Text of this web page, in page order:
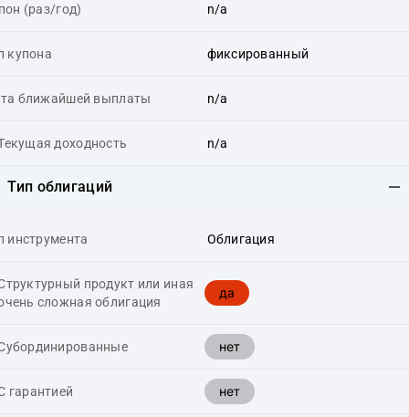
(раз/год) n/a
купона фиксированный
ближайшей выплаты n/a
доходность n/a
Тип облигаций
инструмента Облигация
продукт или иная
сложная облигация
да
нет
гарантией нет